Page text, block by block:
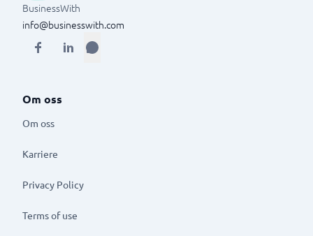
BusinessWith
info@businesswith.com
Om oss
Om oss
Karriere
Privacy Policy
Terms of use